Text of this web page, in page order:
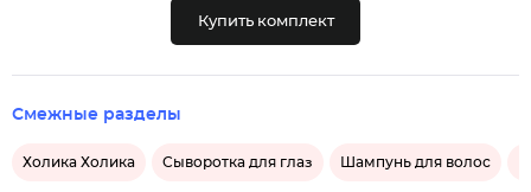
Купить комплект
Смежные разделы
Холика Холика Сыворотка для глаз Шампунь для волос